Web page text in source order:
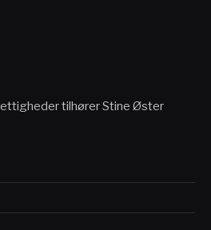
tilhører Stine Øster